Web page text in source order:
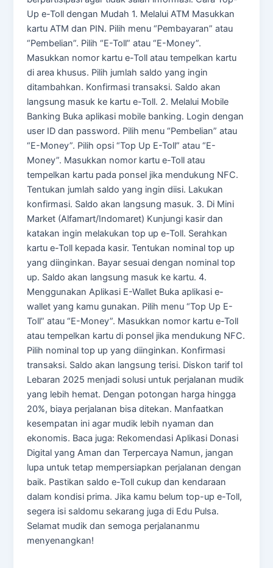
Up e-Toll dengan Mudah 1. Melalui ATM Masukkan
kartu ATM dan PIN. Pilih menu “Pembayaran” atau
“Pembelian”. Pilih “E-Toll” atau “E-Money”.
Masukkan nomor kartu e-Toll atau tempelkan kartu
di area khusus. Pilih jumlah saldo yang ingin
ditambahkan. Konfirmasi transaksi. Saldo akan
langsung masuk ke kartu e-Toll. 2. Melalui Mobile
Banking Buka aplikasi mobile banking. Login dengan
user ID dan password. Pilih menu “Pembelian” atau
“E-Money”. Pilih opsi “Top Up E-Toll” atau “E-
Money”. Masukkan nomor kartu e-Toll atau
tempelkan kartu pada ponsel jika mendukung NFC.
Tentukan jumlah saldo yang ingin diisi. Lakukan
konfirmasi. Saldo akan langsung masuk. 3. Di Mini
Market (Alfamart/Indomaret) Kunjungi kasir dan
katakan ingin melakukan top up e-Toll. Serahkan
kartu e-Toll kepada kasir. Tentukan nominal top up
yang diinginkan. Bayar sesuai dengan nominal top
up. Saldo akan langsung masuk ke kartu. 4.
Menggunakan Aplikasi E-Wallet Buka aplikasi e-
wallet yang kamu gunakan. Pilih menu “Top Up E-
Toll” atau “E-Money”. Masukkan nomor kartu e-Toll
atau tempelkan kartu di ponsel jika mendukung NFC.
Pilih nominal top up yang diinginkan. Konfirmasi
transaksi. Saldo akan langsung terisi. Diskon tarif tol
Lebaran 2025 menjadi solusi untuk perjalanan mudik
yang lebih hemat. Dengan potongan harga hingga
20%, biaya perjalanan bisa ditekan. Manfaatkan
kesempatan ini agar mudik lebih nyaman dan
ekonomis. Baca juga: Rekomendasi Aplikasi Donasi
Digital yang Aman dan Terpercaya Namun, jangan
lupa untuk tetap mempersiapkan perjalanan dengan
baik. Pastikan saldo e-Toll cukup dan kendaraan
dalam kondisi prima. Jika kamu belum top-up e-Toll,
segera isi saldomu sekarang juga di Edu Pulsa.
Selamat mudik dan semoga perjalananmu
menyenangkan!